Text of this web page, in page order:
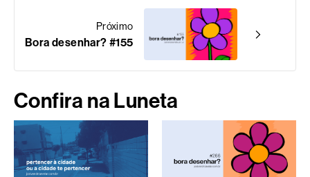
Próximo
Bora desenhar? #155
Confira na Luneta